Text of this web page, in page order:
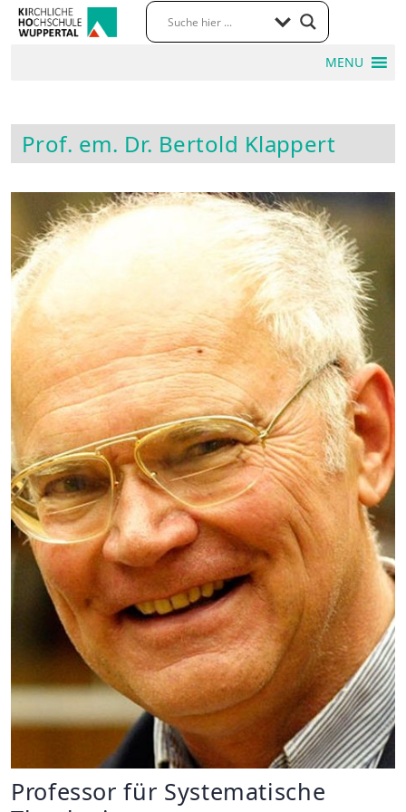
MENU
Prof. em. Dr. Bertold Klappert
Professor für Systematische